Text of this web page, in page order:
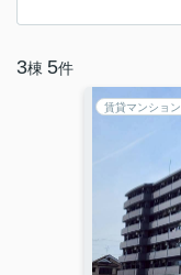
3棟 5件
賃貸マンション